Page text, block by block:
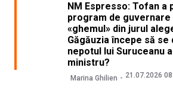
NM Espresso: Tofan a
program de guvernare
«ghemul» din jurul
Găgăuzia începe să se
nepotul lui Suruceanu
ministru?
Marina Ghilien 21.07.2026